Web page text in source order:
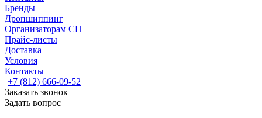
Бренды
Дропшиппинг
Организаторам СП
Прайс-листы
Доставка
Условия
Контакты
+7 (812) 666-09-52
Заказать звонок
Задать вопрос